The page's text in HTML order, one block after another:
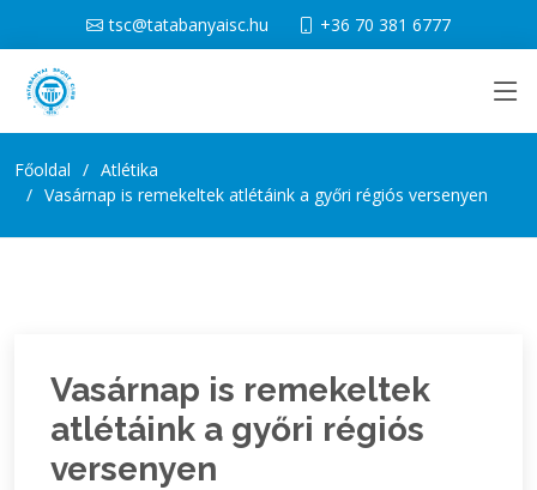
tsc@tatabanyaisc.hu +36 70 381 6777
Főoldal
Atlétika
Vasárnap is remekeltek atlétáink a győri régiós versenyen
Vasárnap is remekeltek
atlétáink a győri régiós
versenyen